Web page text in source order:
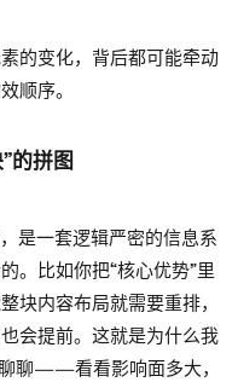
的变化，背后都可能牵动
顺序。
的拼图
是一套逻辑严密的信息系
。比如你把“核心优势”里
块内容布局就需要重排，
会提前。这就是为什么我
聊——看看影响面多大，